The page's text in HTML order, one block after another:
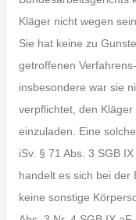
Kläger nicht wegen
Sie hat keine zu
getroffenen
insbesondere war sie
verpflichtet, den
einzuladen. Eine
iSv. § 71 Abs. 3 SGB
handelt es sich bei der
keine sonstige